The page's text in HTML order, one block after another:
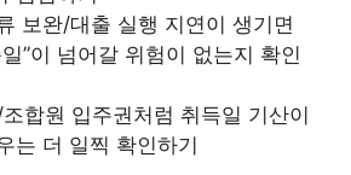
보완/대출 실행 지연이 생기면
”이 넘어갈 위험이 없는지 확인
합원 입주권처럼 취득일 기산이
는 더 일찍 확인하기